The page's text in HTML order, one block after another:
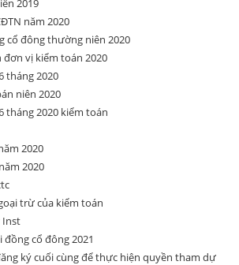
2019
năm 2020
cổ đông thường niên 2020
đơn vị kiểm toán 2020
tháng 2020
niên 2020
tháng 2020 kiểm toán
2020
2020
trừ của kiểm toán
Inst
cổ đông 2021
ký cuối cùng để thực hiện quyền tham dự